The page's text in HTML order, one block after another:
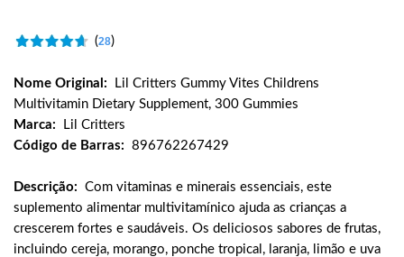
(28)
Nome Original:
Lil Critters Gummy Vites Childrens
Multivitamin Dietary Supplement, 300 Gummies
Marca:
Lil Critters
Código de Barras: 896762267429
Descrição: Com vitaminas e minerais essenciais, este
suplemento alimentar multivitamínico ajuda as crianças a
crescerem fortes e saudáveis. Os deliciosos sabores de frutas,
incluindo cereja, morango, ponche tropical, laranja, limão e uva